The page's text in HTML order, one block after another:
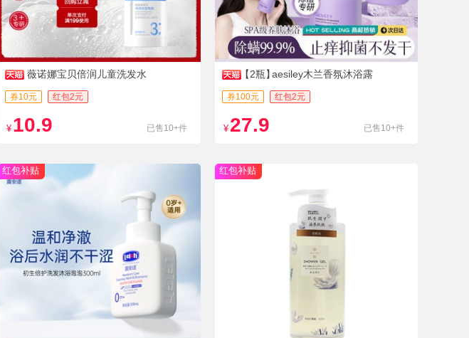
薇诺娜宝贝倍润儿童洗发水
券10元 红包2元
¥ 10.9 已售10+件
【2瓶】aesiley木兰香氛沐浴露
券100元 红包2元
¥ 27.9 已售10+件
红包补贴 红包补贴